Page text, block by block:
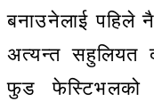
बनाउनेलाई पहिले
अत्यन्त सहुलियत
फुड